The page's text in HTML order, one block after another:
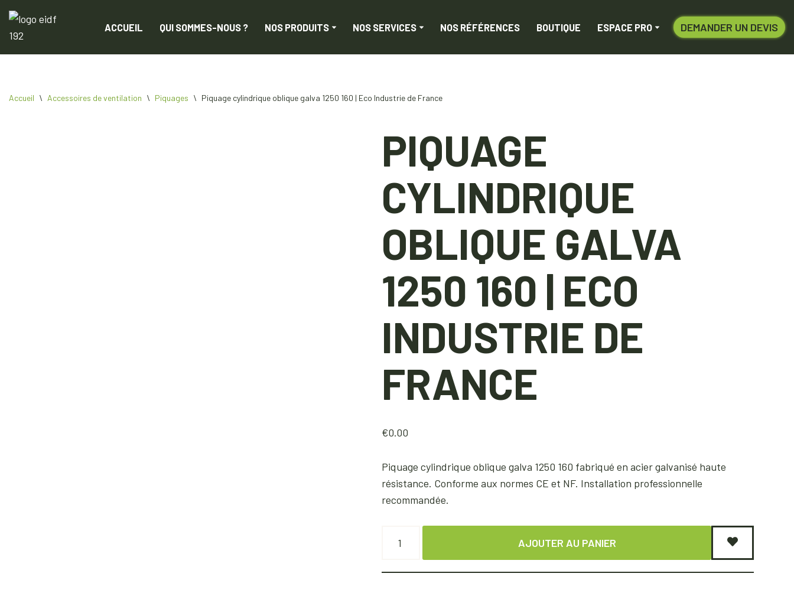
Aller
ACCUEIL QUI SOMMES-NOUS ? NOS PRODUITS NOS SERVICES NOS RÉFÉRENCES BOUTIQUE ESPACE PRO DEMANDER UN DEVIS
Accueil \ Accessoires de ventilation \ Piquages \ Piquage cylindrique oblique galva 1250 160 | Eco Industrie de France
PIQUAGE
CYLINDRIQUE
OBLIQUE GALVA
1250 160 | ECO
INDUSTRIE DE
FRANCE
€0.00
Piquage cylindrique oblique galva 1250 160 fabriqué en acier galvanisé haute
résistance. Conforme aux normes CE et NF. Installation professionnelle
recommandée.
AJOUTER AU PANIER